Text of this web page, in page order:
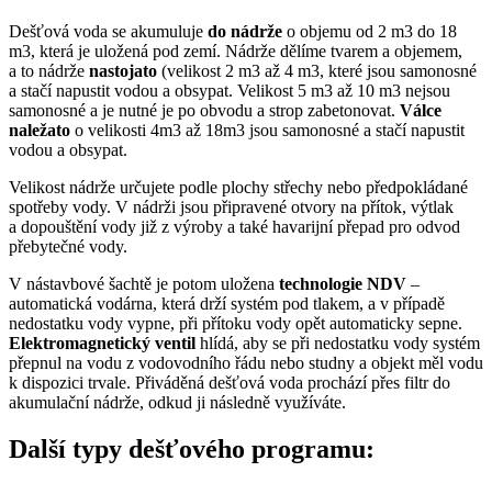
Dešťová voda se akumuluje do nádrže o objemu od 2 m3 do 18
m3, která je uložená pod zemí. Nádrže dělíme tvarem a objemem,
a to nádrže nastojato (velikost 2 m3 až 4 m3, které jsou samonosné
a stačí napustit vodou a obsypat. Velikost 5 m3 až 10 m3 nejsou
samonosné a je nutné je po obvodu a strop zabetonovat. Válce
naležato o velikosti 4m3 až 18m3 jsou samonosné a stačí napustit
vodou a obsypat.
Velikost nádrže určujete podle plochy střechy nebo předpokládané
spotřeby vody. V nádrži jsou připravené otvory na přítok, výtlak
a dopouštění vody již z výroby a také havarijní přepad pro odvod
přebytečné vody.
V nástavbové šachtě je potom uložena technologie NDV –
automatická vodárna, která drží systém pod tlakem, a v případě
nedostatku vody vypne, při přítoku vody opět automaticky sepne.
Elektromagnetický ventil hlídá, aby se při nedostatku vody systém
přepnul na vodu z vodovodního řádu nebo studny a objekt měl vodu
k dispozici trvale. Přiváděná dešťová voda prochází přes filtr do
akumulační nádrže, odkud ji následně využíváte.
Další typy dešťového programu: